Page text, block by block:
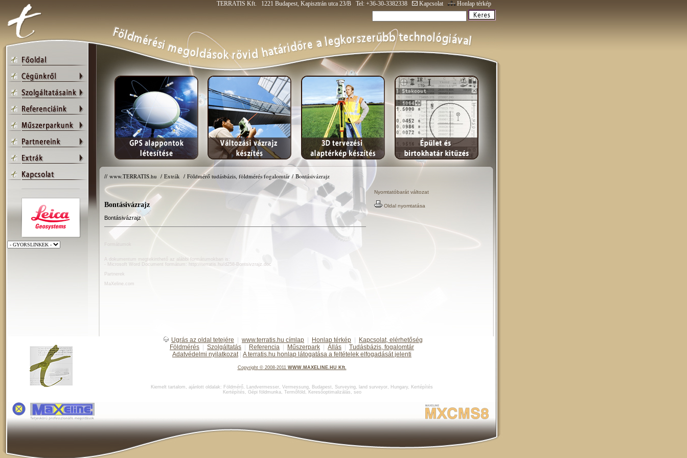
TERRATIS Kft. 1221 Budapest, Kapisztrán utca 23/B Tel: +36-30-3382338 Kapcsolat Honlap térkép
// www.TERRATIS.hu / Extrák / Földmérő tudásbázis, földmérés fogalomtár /Bontásivázrajz
Bontásivázrajz
Bontásivázrajz
A dokumentum megtekinthető az alábbi formátumokban is:
- Microsoft Word Document formátum:
http://terratis.hu/d258-Bontsivzrajz.doc
Partnerek
MaXeline.com
Nyomtatóbarát változat
Oldal nyomtatása
Ugrás az oldal tetejére www.terratis.hu címlap Honlap térkép
Kapcsolat, elérhetőség
Földmérés
Szolgáltatás Referencia Műszerpark Állás
Tudásbázis, fogalomtár
Adatvédelmi nyilatkozat
A terratis.hu honlap látogatása a feltételek elfogadását jelenti
Copyright©2008-2011 WWW.MAXELINE.HU Kft.
Kiemelt tartalom, ajánlott oldalak: Földmérő, Landvermesser, Vermessung, Budapest , Surveying, land surveyor, Hungary, Kertépítés
Kertépítés , Gépi földmunka, Termőföld , Keresőoptimalizálás , seo